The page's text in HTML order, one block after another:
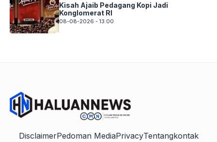
Kisah Ajaib Pedagang Kopi Jadi
Konglomerat RI
08-08-2026 - 13.00
DisclaimerPedoman MediaPrivacyTentangkontak